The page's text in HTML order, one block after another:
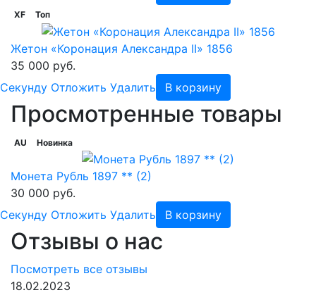
XF Топ
Жетон «Коронация Александра II» 1856
35 000 руб.
Cекунду Отложить Удалить В корзину
Просмотренные товары
AU Новинка
Монета Рубль 1897 ** (2)
30 000 руб.
Cекунду Отложить Удалить В корзину
Отзывы о нас
Посмотреть все отзывы
18.02.2023